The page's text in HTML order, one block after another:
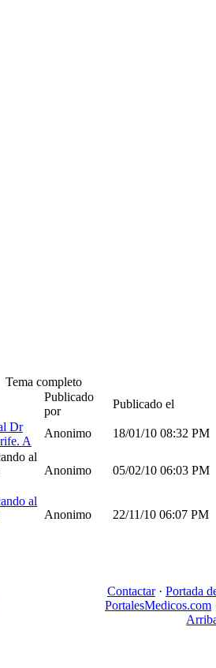
Tema completo
Publicado
por
Publicado el
Dr
A
Anonimo 18/01/10 08:32 PM
al
Anonimo 05/02/10 06:03 PM
al
Anonimo 22/11/10 06:07 PM
Contactar· Portada
PortalesMedicos.com